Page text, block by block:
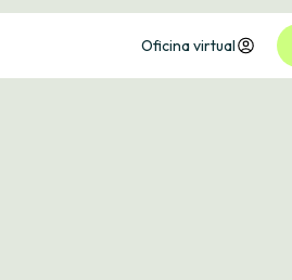
Oficina virtual